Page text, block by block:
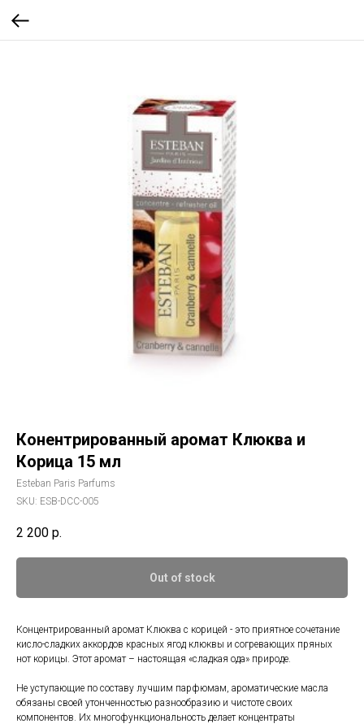
Конентрированный аромат Клюква и
Корица 15 мл
Esteban Paris Parfums
SKU: ESB-DCC-005
2 200 р.
Out of stock
Концентрированный аромат Клюква с корицей - это приятное сочетание
кисло-сладких аккордов красных ягод клюквы и согревающих пряных
нот корицы. Этот аромат – настоящая «сладкая ода» природе.
Не уступающие по составу лучшим парфюмам, ароматические масла
обязаны своей утонченностью разнообразию и чистоте своих
компонентов. Их многофункциональность делает концентраты